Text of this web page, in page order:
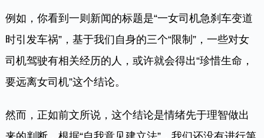
例如，你看到一则新闻的标题是“一女司机急刹车变道
时引发车祸”，基于我们自身的三个“限制”，一些对女
司机驾驶有相关经历的人，或许就会得出“珍惜生命，
要远离女司机”这个结论。
然而，正如前文所说，这个结论是情绪先于理智做出